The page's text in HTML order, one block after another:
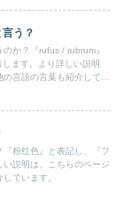
言う？
か？『rufus / rubrum』
ます。より詳しい説明
言語の言葉も紹介してい
『粉红色』と表記し、『フ
い説明は、こちらのページ
ています。